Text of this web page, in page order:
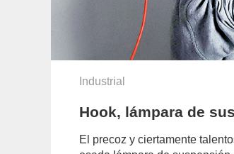
Industrial
Hook, lámpara de
El precoz y ciertamente